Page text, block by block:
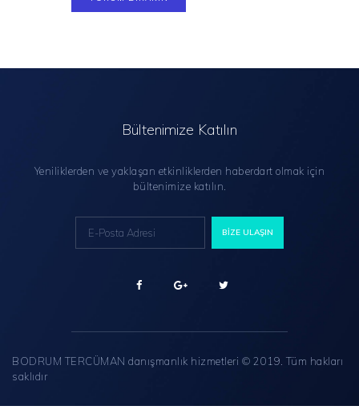
Bültenimize Katılın
Yeniliklerden ve yaklaşan etkinliklerden haberdart olmak için
bültenimize katılın.
BODRUM TERCÜMAN danışmanlık hizmetleri © 2019. Tüm hakları
saklıdır